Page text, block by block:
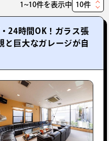
1~10件を表示中
表
件
数
24時間OK！ガラス張
と巨大なガレージが自